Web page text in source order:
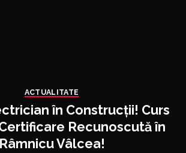
ACTUALITATE
în Construcții! Curs
Recunoscută în
Râmnicu Vâlcea!